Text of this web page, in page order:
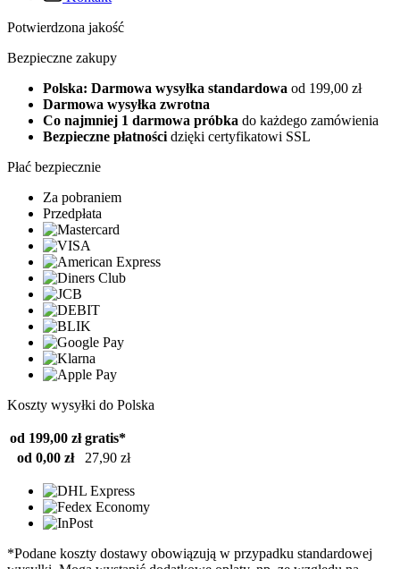
Potwierdzona jakość
Bezpieczne zakupy
Polska: Darmowa wysyłka standardowa od 199,00 zł
Darmowa wysyłka zwrotna
Co najmniej 1 darmowa próbka do każdego zamówienia
Bezpieczne płatnościdzięki certyfikatowi SSL
Płać bezpiecznie
Za pobraniem
Przedpłata
Koszty wysyłki do Polska
od 199,00 zł gratis*
od 0,00 zł
27,90 zł
*Podane koszty dostawy obowiązują w przypadku standardowej